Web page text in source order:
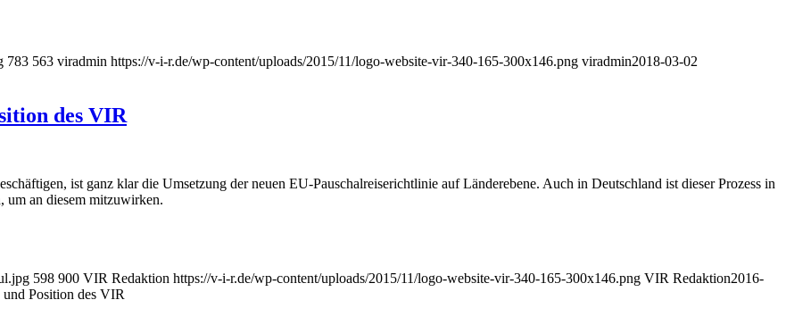
783 563 viradmin https://v-i-r.de/wp-content/uploads/2015/11/logo-website-vir-340-165-300x146.png viradmin2018-03-02
des VIR
ist ganz klar die Umsetzung der neuen EU-Pauschalreiserichtlinie auf Länderebene. Auch in Deutschland ist dieser Prozess in
um an diesem mitzuwirken.
598 900 VIR Redaktion https://v-i-r.de/wp-content/uploads/2015/11/logo-website-vir-340-165-300x146.png VIR Redaktion2016-
Position des VIR